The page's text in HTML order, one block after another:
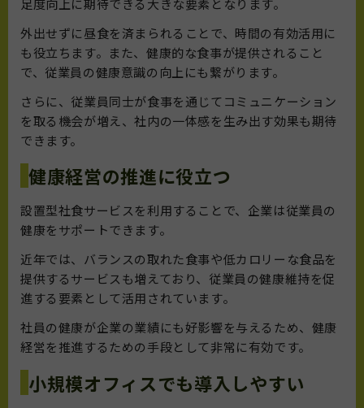
外出せずに昼食を済まられることで、時間の有効活用に
も役立ちます。また、健康的な食事が提供されること
で、従業員の健康意識の向上にも繋がります。
さらに、従業員同士が食事を通じてコミュニケーション
を取る機会が増え、社内の一体感を生み出す効果も期待
できます。
健康経営の推進に役立つ
設置型社食サービスを利用することで、企業は従業員の
健康をサポートできます。
近年では、バランスの取れた食事や低カロリーな食品を
提供するサービスも増えており、従業員の健康維持を促
進する要素として活用されています。
社員の健康が企業の業績にも好影響を与えるため、健康
経営を推進するための手段として非常に有効です。
小規模オフィスでも導入しやすい